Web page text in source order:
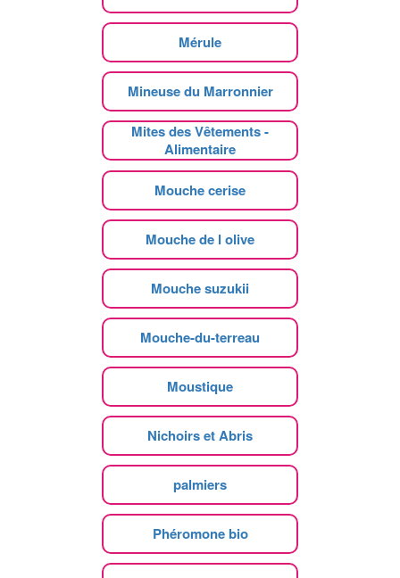
Mérule
Mineuse du Marronnier
Mites des Vêtements -
Alimentaire
Mouche cerise
Mouche de l olive
Mouche suzukii
Mouche-du-terreau
Moustique
Nichoirs et Abris
palmiers
Phéromone bio